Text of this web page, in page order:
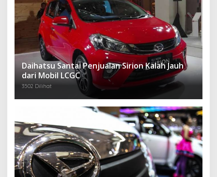
Daihatsu Santai Penjualan Sirion Kalah Jauh
dari Mobil LCGC
3502 Dilihat